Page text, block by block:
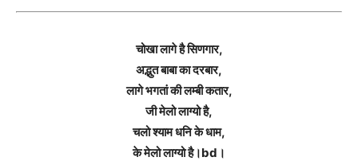
चोखा लागे है सिणगार,
अद्भुत बाबा का दरबार,
लागे भगतां की लम्बी कतार,
जी मेलो लाग्यो है,
चलो श्याम धनि के धाम,
के मेलो लाग्यो है।bd।